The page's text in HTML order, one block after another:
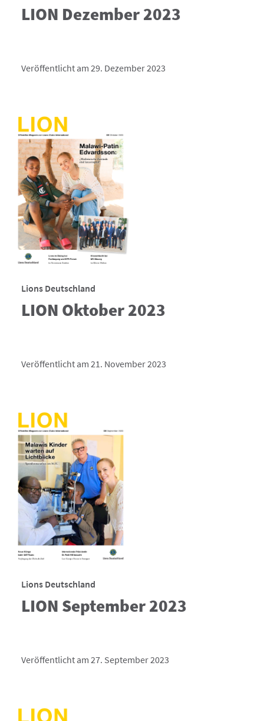
LION Dezember 2023
Veröffentlicht am 29. Dezember 2023
Lions Deutschland
LION Oktober 2023
Veröffentlicht am 21. November 2023
Lions Deutschland
LION September 2023
Veröffentlicht am 27. September 2023